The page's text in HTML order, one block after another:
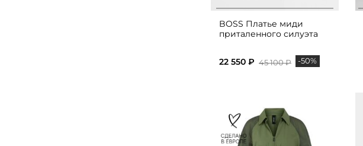
BOSS Платье миди
приталенного силуэта
22 550 ₽ 45 100 ₽ -50%